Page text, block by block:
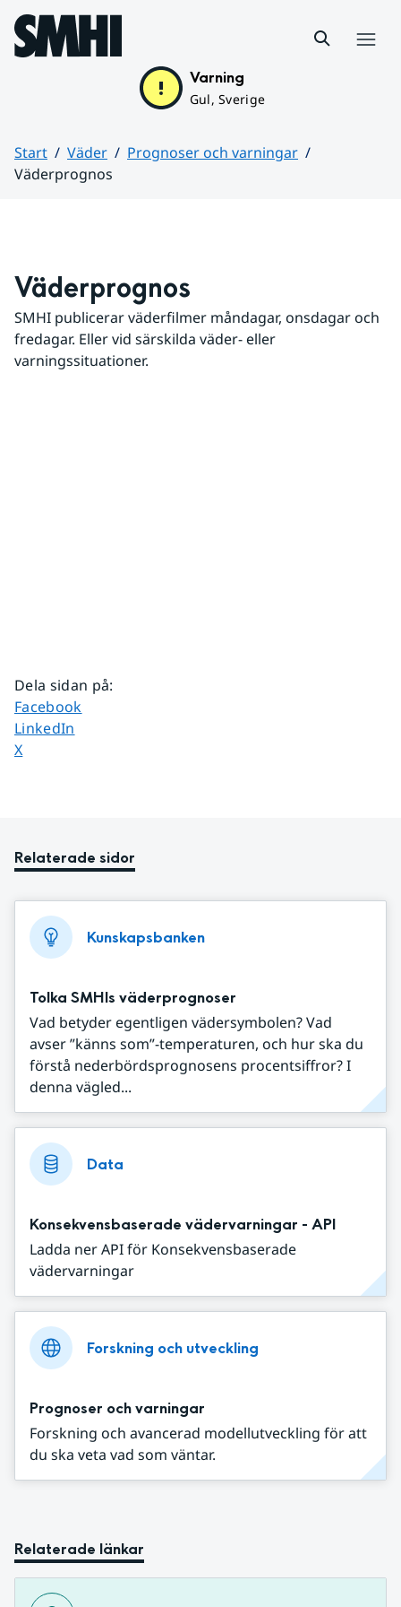
Hoppa till sidans innehåll
Varning
Gul, Sverige
Start Väder
Prognoser och varningar
Väderprognos
Väderprognos
SMHI publicerar väderfilmer måndagar, onsdagar och
fredagar. Eller vid särskilda väder- eller
varningssituationer.
Dela sidan på:
Dela sidan på
Facebook
Dela sidan på
LinkedIn
Dela sidan på
X
Relaterade sidor
Kunskapsbanken
Tolka SMHIs väderprognoser
Vad betyder egentligen vädersymbolen? Vad
avser ”känns som”-temperaturen, och hur ska du
förstå nederbördsprognosens procentsiffror? I
denna vägled...
Data
Konsekvensbaserade vädervarningar - API
Ladda ner API för Konsekvensbaserade
vädervarningar
Forskning och utveckling
Prognoser och varningar
Forskning och avancerad modellutveckling för att
du ska veta vad som väntar.
Relaterade länkar